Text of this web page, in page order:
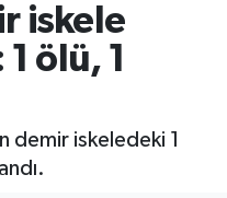
iskele
ölü, 1
demir iskeledeki 1